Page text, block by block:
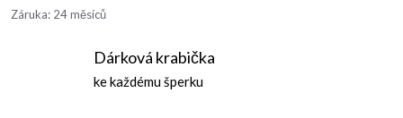
Záruka: 24 měsíců
Dárková krabička
ke každému šperku